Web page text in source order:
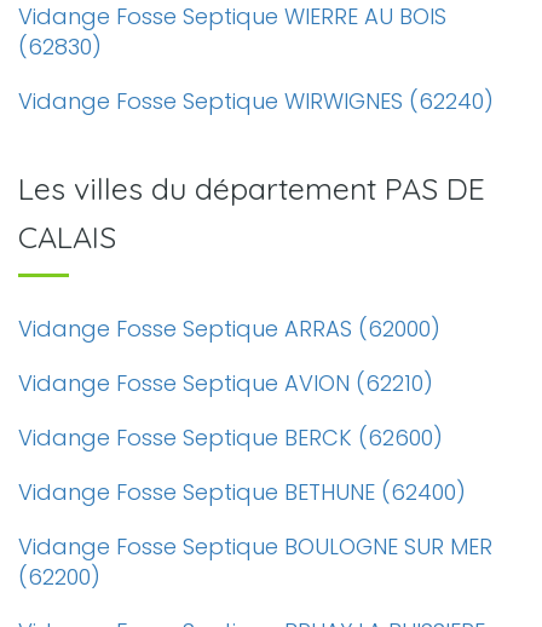
Vidange Fosse Septique WIERRE AU BOIS
(62830)
Vidange Fosse Septique WIRWIGNES (62240)
Les villes du département PAS DE
CALAIS
Vidange Fosse Septique ARRAS (62000)
Vidange Fosse Septique AVION (62210)
Vidange Fosse Septique BERCK (62600)
Vidange Fosse Septique BETHUNE (62400)
Vidange Fosse Septique BOULOGNE SUR MER
(62200)